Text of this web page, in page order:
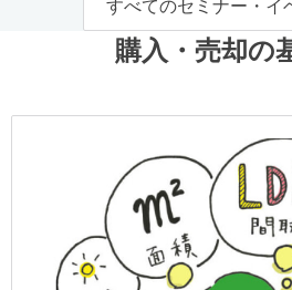
すべてのセミナー・イ
購入・売却の